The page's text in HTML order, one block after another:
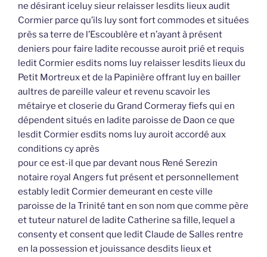
ne désirant iceluy sieur relaisser lesdits lieux audit
Cormier parce qu’ils luy sont fort commodes et situées
près sa terre de l’Escoublère et n’ayant à présent
deniers pour faire ladite recousse auroit prié et requis
ledit Cormier esdits noms luy relaisser lesdits lieux du
Petit Mortreux et de la Papinière offrant luy en bailler
aultres de pareille valeur et revenu scavoir les
métairye et closerie du Grand Cormeray fiefs qui en
dépendent situés en ladite paroisse de Daon ce que
lesdit Cormier esdits noms luy auroit accordé aux
conditions cy après
pour ce est-il que par devant nous René Serezin
notaire royal Angers fut présent et personnellement
estably ledit Cormier demeurant en ceste ville
paroisse de la Trinité tant en son nom que comme père
et tuteur naturel de ladite Catherine sa fille, lequel a
consenty et consent que ledit Claude de Salles rentre
en la possession et jouissance desdits lieux et